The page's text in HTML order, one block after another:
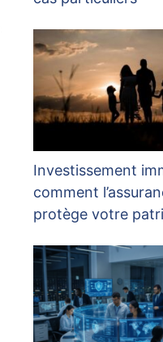
Investissement
comment
protège votre